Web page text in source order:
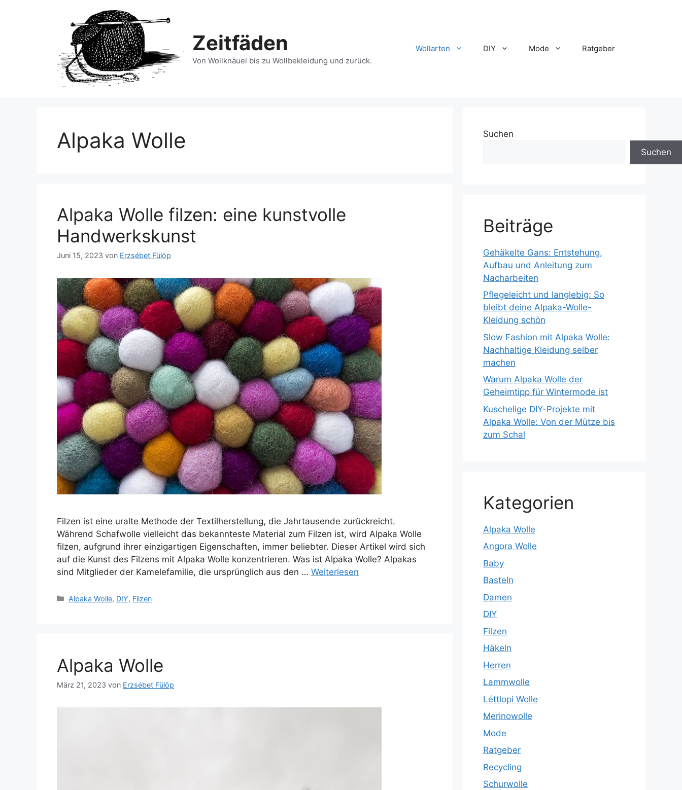
Zeitfäden
Von Wollknäuel bis zu Wollbekleidung und zurück.
Wollarten DIY Mode Ratgeber
Alpaka Wolle
Alpaka Wolle filzen: eine kunstvolle
Handwerkskunst
Juni 15, 2023 von Erzsébet Fülöp
Filzen ist eine uralte Methode der Textilherstellung, die Jahrtausende zurückreicht.
Während Schafwolle vielleicht das bekannteste Material zum Filzen ist, wird Alpaka Wolle
filzen, aufgrund ihrer einzigartigen Eigenschaften, immer beliebter. Dieser Artikel wird sich
auf die Kunst des Filzens mit Alpaka Wolle konzentrieren. Was ist Alpaka Wolle? Alpakas
sind Mitglieder der Kamelefamilie, die ursprünglich aus den … Weiterlesen
Kategorien
Alpaka Wolle, DIY, Filzen
Alpaka Wolle
März 21, 2023 von Erzsébet Fülöp
Suchen
Suchen
Beiträge
Gehäkelte Gans: Entstehung,
Aufbau und Anleitung zum
Nacharbeiten
Pflegeleicht und langlebig: So
bleibt deine Alpaka-Wolle-
Kleidung schön
Slow Fashion mit Alpaka Wolle:
Nachhaltige Kleidung selber
machen
Warum Alpaka Wolle der
Geheimtipp für Wintermode ist
Kuschelige DIY-Projekte mit
Alpaka Wolle: Von der Mütze bis
zum Schal
Kategorien
Alpaka Wolle
Angora Wolle
Baby
Basteln
Damen
DIY
Filzen
Häkeln
Herren
Lammwolle
Léttlopi Wolle
Merinowolle
Mode
Ratgeber
Recycling
Schurwolle